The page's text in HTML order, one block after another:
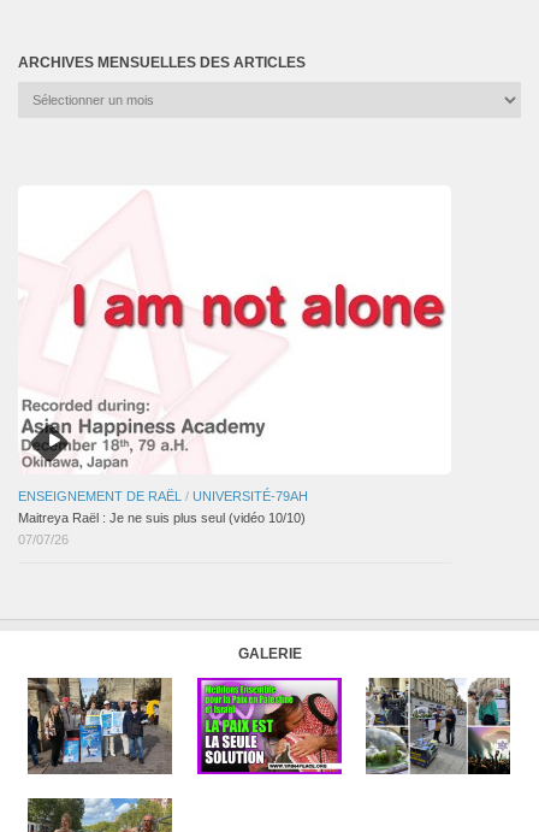
ARCHIVES MENSUELLES DES ARTICLES
Archives
ENSEIGNEMENT DE RAËL / UNIVERSITÉ-79AH
Maitreya Raël : Je ne suis plus seul (vidéo 10/10)
07/07/26
GALERIE